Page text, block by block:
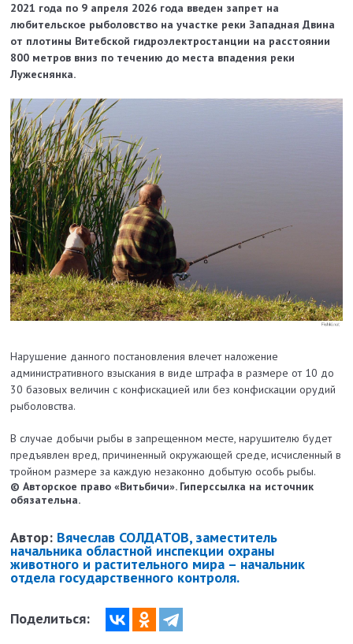
2021 года по 9 апреля 2026 года введен запрет на
любительское рыболовство на участке реки Западная Двина
от плотины Витебской гидроэлектростанции на расстоянии
800 метров вниз по течению до места впадения реки
Лужеснянка.
Нарушение данного постановления влечет наложение
административного взыскания в виде штрафа в размере от 10 до
30 базовых величин с конфискацией или без конфискации орудий
рыболовства.
В случае добычи рыбы в запрещенном месте, нарушителю будет
предъявлен вред, причиненный окружающей среде, исчисленный в
тройном размере за каждую незаконно добытую особь рыбы.
© Авторское право «Витьбичи». Гиперссылка на источник
обязательна.
Автор: Вячеслав СОЛДАТОВ, заместитель
начальника областной инспекции охраны
животного и растительного мира – начальник
отдела государственного контроля.
Поделиться: